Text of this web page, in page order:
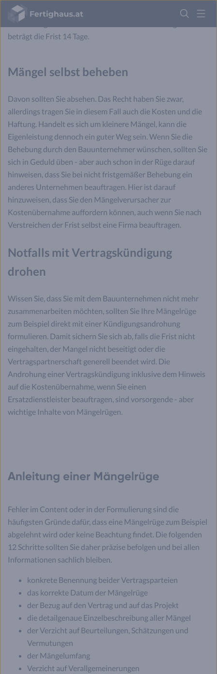
Fertighaus
Logo
Anmelden
Beschaffungszeiten für Materialien unbedacht lassen oder
anderweitig eine unrealistische Frist setzen. Im Regelfall
beträgt die Frist 14 Tage.
Mängel selbst beheben
Davon sollten Sie absehen. Das Recht haben Sie zwar,
allerdings tragen Sie in diesem Fall auch die Kosten und die
Haftung. Handelt es sich um kleinere Mängel, kann die
Eigenleistung dennoch ein guter Weg sein. Wenn Sie die
Behebung durch den Bauunternehmer wünschen, sollten Sie
sich in Geduld üben - aber auch schon in der Rüge darauf
hinweisen, dass Sie bei nicht fristgemäßer Behebung ein
anderes Unternehmen beauftragen. Hier ist darauf
hinzuweisen, dass Sie den Mängelverursacher zur
Kostenübernahme auffordern können, auch wenn Sie nach
Verstreichen der Frist selbst eine Firma beauftragen.
Notfalls mit Vertragskündigung
drohen
Wissen Sie, dass Sie mit dem Bauunternehmen nicht mehr
zusammenarbeiten möchten, sollten Sie Ihre Mängelrüge
zum Beispiel direkt mit einer Kündigungsandrohung
formulieren. Damit sichern Sie sich ab, falls die Frist nicht
eingehalten, der Mangel nicht beseitigt oder die
Vertragspartnerschaft generell beendet wird. Die
Androhung einer Vertragskündigung inklusive dem Hinweis
auf die Kostenübernahme, wenn Sie einen
Ersatzdienstleister beauftragen, sind vorsorgende - aber
wichtige Inhalte von Mängelrügen.
Anleitung einer Mängelrüge
Fehler im Content oder in der Formulierung sind die
häufigsten Gründe dafür, dass eine Mängelrüge zum Beispiel
abgelehnt wird oder keine Beachtung findet. Die folgenden
12 Schritte sollten Sie daher präzise befolgen und bei allen
Informationen sachlich bleiben.
konkrete Benennung beider Vertragsparteien
das korrekte Datum der Mängelrüge
der Bezug auf den Vertrag und auf das Projekt
die detailgenaue Einzelbeschreibung aller Mängel
der Verzicht auf Beurteilungen, Schätzungen und
Vermutungen
der Mängelumfang
Verzicht auf Verallgemeinerungen